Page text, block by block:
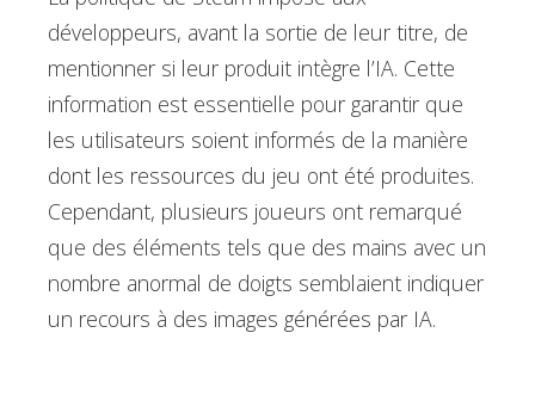
développeurs, avant la sortie de leur titre, de
mentionner si leur produit intègre l’IA. Cette
information est essentielle pour garantir que
les utilisateurs soient informés de la manière
dont les ressources du jeu ont été produites.
Cependant, plusieurs joueurs ont remarqué
que des éléments tels que des mains avec un
nombre anormal de doigts semblaient indiquer
un recours à des images générées par IA.